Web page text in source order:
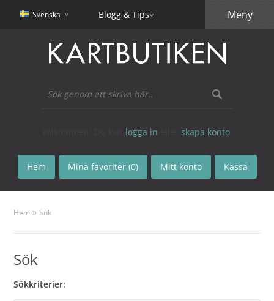
Svenska Blogg & Tips
logga in skapa konto
Hem Mina favoriter (0) Mitt konto Kassa
Meny
Hem » Sök
Sök
Sökkriterier: